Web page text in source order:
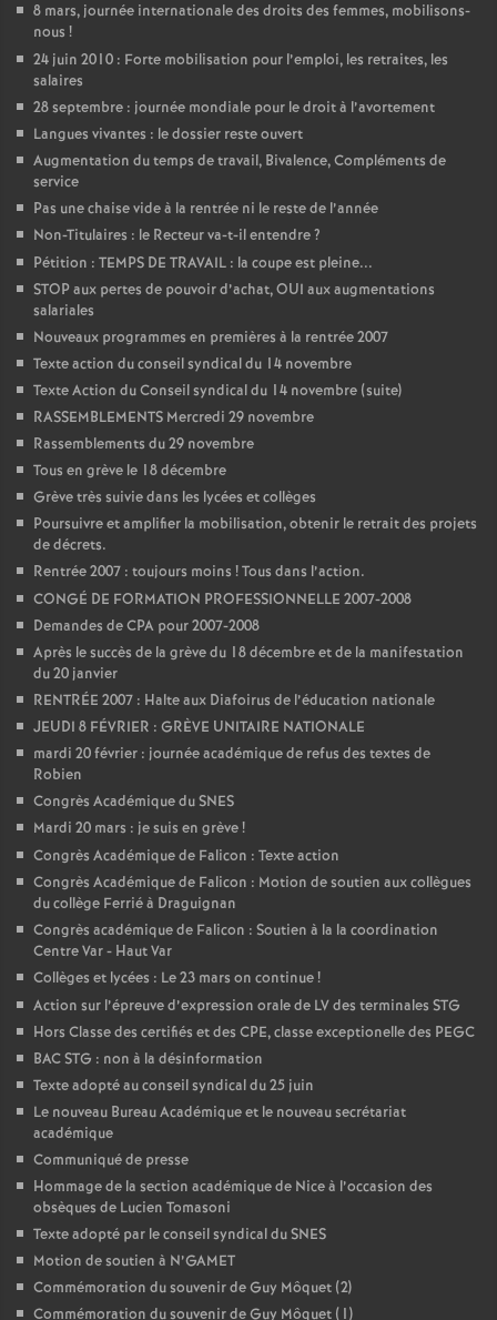
l
é
a
n
s
T
o
8 mars, journée internationale des droits des femmes, mobilisons-
nous !
24 juin 2010 : Forte mobilisation pour l’emploi, les retraites, les
salaires
28 septembre : journée mondiale pour le droit à l’avortement
Langues vivantes : le dossier reste ouvert
Augmentation du temps de travail, Bivalence, Compléments de
service
Pas une chaise vide à la rentrée ni le reste de l’année
Non-Titulaires : le Recteur va-t-il entendre?
Pétition : TEMPS DE TRAVAIL : la coupe est pleine...
STOP aux pertes de pouvoir d’achat, OUI aux augmentations
salariales
Nouveaux programmes en premières à la rentrée 2007
Texte action du conseil syndical du 14 novembre
Texte Action du Conseil syndical du 14 novembre (suite)
RASSEMBLEMENTS Mercredi 29 novembre
Rassemblements du 29 novembre
Tous en grève le 18 décembre
Grève très suivie dans les lycées et collèges
Poursuivre et amplifier la mobilisation, obtenir le retrait des projets
de décrets.
Rentrée 2007 : toujours moins ! Tous dans l’action.
CONGÉ DE FORMATION PROFESSIONNELLE 2007-2008
Demandes de CPA pour 2007-2008
Après le succès de la grève du 18 décembre et de la manifestation
du 20 janvier
RENTRÉE 2007 : Halte aux Diafoirus de l’éducation nationale
JEUDI 8 FÉVRIER : GRÈVE UNITAIRE NATIONALE
mardi 20 février : journée académique de refus des textes de
Robien
Congrès Académique du SNES
Mardi 20 mars : je suis en grève!
Congrès Académique de Falicon : Texte action
Congrès Académique de Falicon : Motion de soutien aux collègues
du collège Ferrié à Draguignan
Congrès académique de Falicon : Soutien à la la coordination
Centre Var - Haut Var
Collèges et lycées : Le 23 mars on continue!
Action sur l’épreuve d’expression orale de LV des terminales STG
Hors Classe des certifiés et des CPE, classe exceptionelle des PEGC
BAC STG : non à la désinformation
Texte adopté au conseil syndical du 25 juin
Le nouveau Bureau Académique et le nouveau secrétariat
académique
Communiqué de presse
Hommage de la section académique de Nice à l’occasion des
obsèques de Lucien Tomasoni
Texte adopté par le conseil syndical du SNES
Motion de soutien à N’GAMET
Commémoration du souvenir de Guy Môquet (2)
Commémoration du souvenir de Guy Môquet (1)